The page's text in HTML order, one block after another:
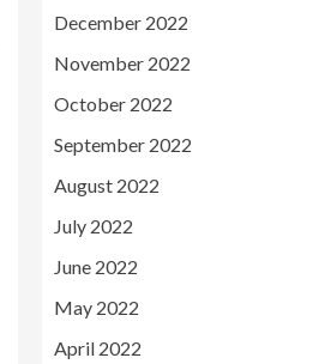
December 2022
November 2022
October 2022
September 2022
August 2022
July 2022
June 2022
May 2022
April 2022